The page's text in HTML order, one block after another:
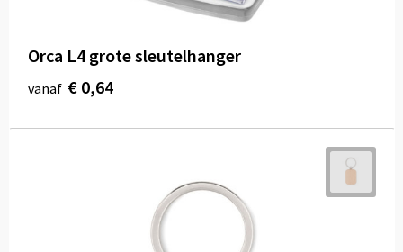
Orca L4 grote sleutelhanger
vanaf € 0,64